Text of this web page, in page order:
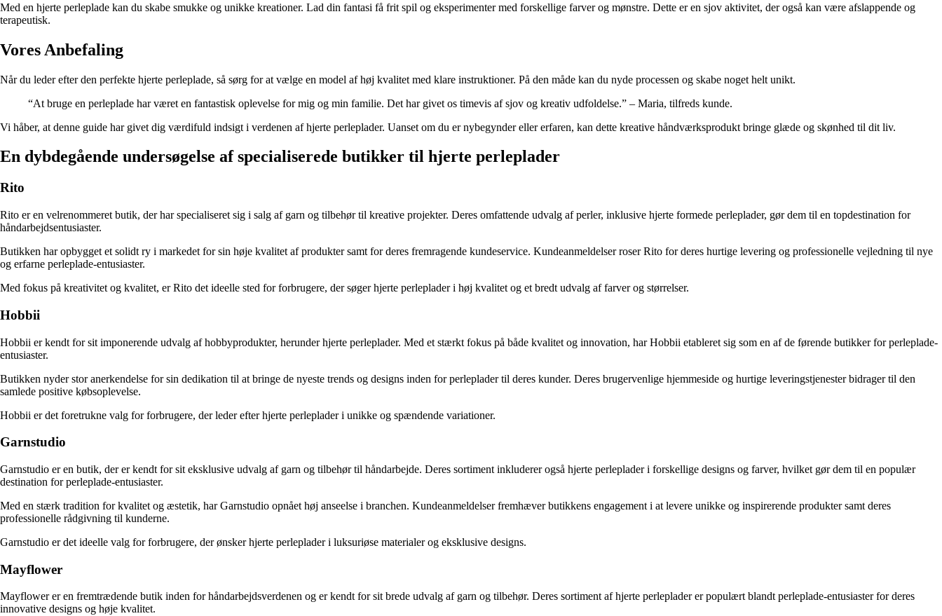
Med en hjerte perleplade kan du skabe smukke og unikke kreationer. Lad din fantasi få frit spil og eksperimenter med forskellige farver og mønstre. Dette er en sjov aktivitet, der også kan være afslappende og
terapeutisk.
Vores Anbefaling
Når du leder efter den perfekte hjerte perleplade, så sørg for at vælge en model af høj kvalitet med klare instruktioner. På den måde kan du nyde processen og skabe noget helt unikt.
“At bruge en perleplade har været en fantastisk oplevelse for mig og min familie. Det har givet os timevis af sjov og kreativ udfoldelse.” – Maria, tilfreds kunde.
Vi håber, at denne guide har givet dig værdifuld indsigt i verdenen af hjerte perleplader. Uanset om du er nybegynder eller erfaren, kan dette kreative håndværksprodukt bringe glæde og skønhed til dit liv.
En dybdegående undersøgelse af specialiserede butikker til hjerte perleplader
Rito
Rito er en velrenommeret butik, der har specialiseret sig i salg af garn og tilbehør til kreative projekter. Deres omfattende udvalg af perler, inklusive hjerte formede perleplader, gør dem til en topdestination for
håndarbejdsentusiaster.
Butikken har opbygget et solidt ry i markedet for sin høje kvalitet af produkter samt for deres fremragende kundeservice. Kundeanmeldelser roser Rito for deres hurtige levering og professionelle vejledning til nye
og erfarne perleplade-entusiaster.
Med fokus på kreativitet og kvalitet, er Rito det ideelle sted for forbrugere, der søger hjerte perleplader i høj kvalitet og et bredt udvalg af farver og størrelser.
Hobbii
Hobbii er kendt for sit imponerende udvalg af hobbyprodukter, herunder hjerte perleplader. Med et stærkt fokus på både kvalitet og innovation, har Hobbii etableret sig som en af de førende butikker for perleplade-
entusiaster.
Butikken nyder stor anerkendelse for sin dedikation til at bringe de nyeste trends og designs inden for perleplader til deres kunder. Deres brugervenlige hjemmeside og hurtige leveringstjenester bidrager til den
samlede positive købsoplevelse.
Hobbii er det foretrukne valg for forbrugere, der leder efter hjerte perleplader i unikke og spændende variationer.
Garnstudio
Garnstudio er en butik, der er kendt for sit eksklusive udvalg af garn og tilbehør til håndarbejde. Deres sortiment inkluderer også hjerte perleplader i forskellige designs og farver, hvilket gør dem til en populær
destination for perleplade-entusiaster.
Med en stærk tradition for kvalitet og æstetik, har Garnstudio opnået høj anseelse i branchen. Kundeanmeldelser fremhæver butikkens engagement i at levere unikke og inspirerende produkter samt deres
professionelle rådgivning til kunderne.
Garnstudio er det ideelle valg for forbrugere, der ønsker hjerte perleplader i luksuriøse materialer og eksklusive designs.
Mayflower
Mayflower er en fremtrædende butik inden for håndarbejdsverdenen og er kendt for sit brede udvalg af garn og tilbehør. Deres sortiment af hjerte perleplader er populært blandt perleplade-entusiaster for deres
innovative designs og høje kvalitet.